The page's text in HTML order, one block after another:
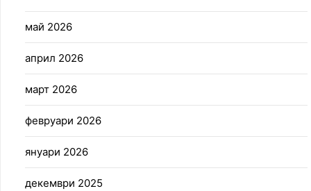
май 2026
април 2026
март 2026
февруари 2026
януари 2026
декември 2025